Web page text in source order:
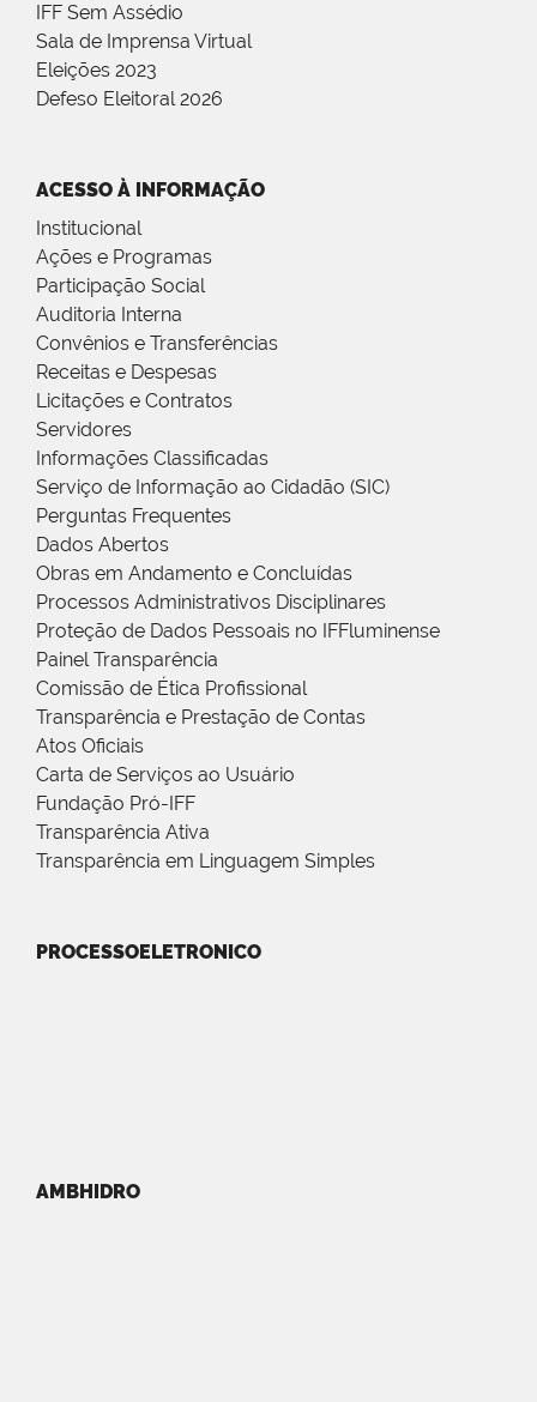
IFF Sem Assédio
Sala de Imprensa Virtual
Eleições 2023
Defeso Eleitoral 2026
ACESSO À INFORMAÇÃO
Institucional
Ações e Programas
Participação Social
Auditoria Interna
Convênios e Transferências
Receitas e Despesas
Licitações e Contratos
Servidores
Informações Classificadas
Serviço de Informação ao Cidadão (SIC)
Perguntas Frequentes
Dados Abertos
Obras em Andamento e Concluídas
Processos Administrativos Disciplinares
Proteção de Dados Pessoais no IFFluminense
Painel Transparência
Comissão de Ética Profissional
Transparência e Prestação de Contas
Atos Oficiais
Carta de Serviços ao Usuário
Fundação Pró-IFF
Transparência Ativa
Transparência em Linguagem Simples
PROCESSOELETRONICO
AMBHIDRO